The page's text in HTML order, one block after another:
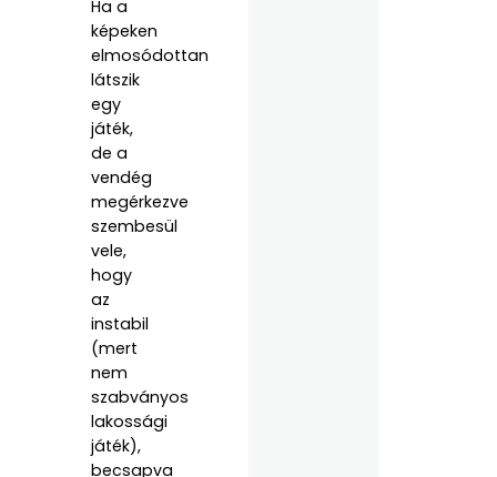
Ha a
képeken
elmosódottan
látszik
egy
játék,
de a
vendég
megérkezve
szembesül
vele,
hogy
az
instabil
(mert
nem
szabványos
lakossági
játék),
becsapva